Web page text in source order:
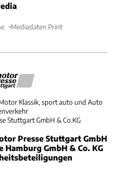
Mediadaten Print
Klassik, sport auto und Auto
Stuttgart GmbH & Co.KG
Presse Stuttgart GmbH
Hamburg GmbH & Co. KG